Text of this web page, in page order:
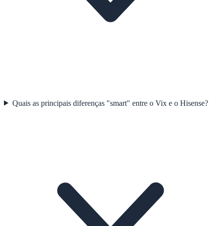
Quais as principais diferenças "smart" entre o Vix e o Hisense?